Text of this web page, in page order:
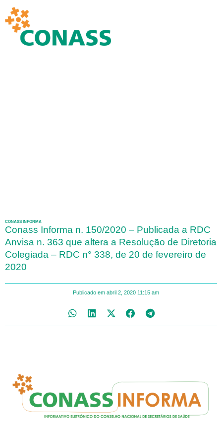
CONASS INFORMA
Conass Informa n. 150/2020 – Publicada a RDC
Anvisa n. 363 que altera a Resolução de Diretoria
Colegiada – RDC n° 338, de 20 de fevereiro de
2020
Publicado em abril 2, 2020 11:15 am